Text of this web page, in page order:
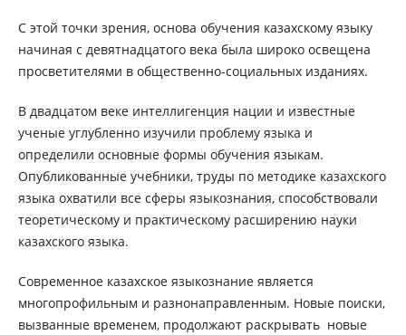
С этой точки зрения, основа обучения казахскому языку
начиная с девятнадцатого века была широко освещена
просветителями в общественно-социальных изданиях.
В двадцатом веке интеллигенция нации и известные
ученые углубленно изучили проблему языка и
определили основные формы обучения языкам.
Опубликованные учебники, труды по методике казахского
языка охватили все сферы языкознания, способствовали
теоретическому и практическому расширению науки
казахского языка.
Современное казахское языкознание является
многопрофильным и разнонаправленным. Новые поиски,
вызванные временем, продолжают раскрывать новые